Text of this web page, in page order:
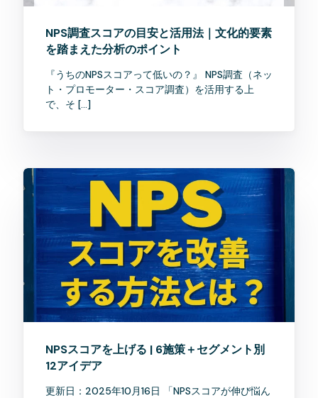
NPS調査スコアの目安と活用法｜文化的要素
を踏まえた分析のポイント
『うちのNPSスコアって低いの？』 NPS調査（ネッ
ト・プロモーター・スコア調査）を活用する上
で、そ […]
NPSスコアを上げる | 6施策＋セグメント別
12アイデア
更新日：2025年10月16日 「NPSスコアが伸び悩ん